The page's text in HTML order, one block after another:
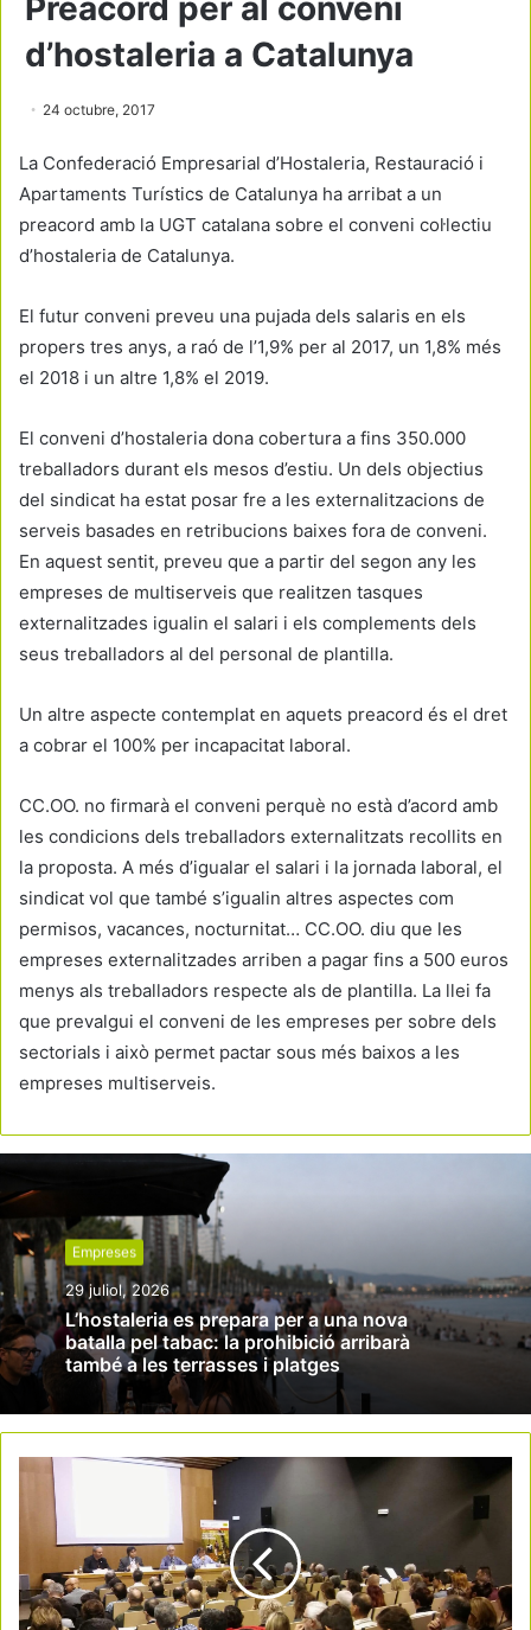
Preacord per al conveni
d’hostaleria a Catalunya
24 octubre, 2017
La Confederació Empresarial d’Hostaleria, Restauració i
Apartaments Turístics de Catalunya ha arribat a un
preacord amb la UGT catalana sobre el conveni col·lectiu
d’hostaleria de Catalunya.
El futur conveni preveu una pujada dels salaris en els
propers tres anys, a raó de l’1,9% per al 2017, un 1,8% més
el 2018 i un altre 1,8% el 2019.
El conveni d’hostaleria dona cobertura a fins 350.000
treballadors durant els mesos d’estiu. Un dels objectius
del sindicat ha estat posar fre a les externalitzacions de
serveis basades en retribucions baixes fora de conveni.
En aquest sentit, preveu que a partir del segon any les
empreses de multiserveis que realitzen tasques
externalitzades igualin el salari i els complements dels
seus treballadors al del personal de plantilla.
Un altre aspecte contemplat en aquets preacord és el dret
a cobrar el 100% per incapacitat laboral.
CC.OO. no firmarà el conveni perquè no està d’acord amb
les condicions dels treballadors externalitzats recollits en
la proposta. A més d’igualar el salari i la jornada laboral, el
sindicat vol que també s’igualin altres aspectes com
permisos, vacances, nocturnitat… CC.OO. diu que les
empreses externalitzades arriben a pagar fins a 500 euros
menys als treballadors respecte als de plantilla. La llei fa
que prevalgui el conveni de les empreses per sobre dels
sectorials i això permet pactar sous més baixos a les
empreses multiserveis.
Empreses
29 juliol, 2026
L’hostaleria es prepara per a una nova
batalla pel tabac: la prohibició arribarà
també a les terrasses i platges